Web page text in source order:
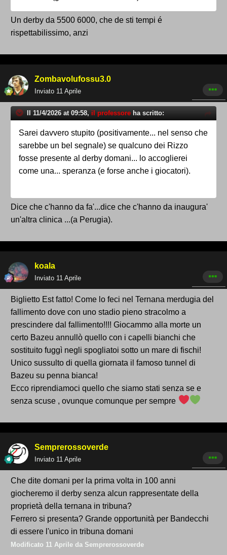
Un derby da 5500 6000, che de sti tempi é
rispettabilissimo, anzi
Zombavolufossu3.0
Inviato 11 Aprile
Il 11/4/2026 at 09:58, il professore ha scritto:
Sarei davvero stupito (positivamente... nel senso che
sarebbe un bel segnale) se qualcuno dei Rizzo
fosse presente al derby domani... lo accoglierei
come una... speranza (e forse anche i giocatori).
Dice che c'hanno da fa'...dice che c'hanno da inaugura'
un'altra clinica ...(a Perugia).
koala
Inviato 11 Aprile
Biglietto Est fatto! Come lo feci nel Ternana merdugia del
fallimento dove con uno stadio pieno stracolmo a
prescindere dal fallimento!!!! Giocammo alla morte un
certo Bazeu annullò quello con i capelli bianchi che
sostituito fuggì negli spogliatoi sotto un mare di fischi!
Unico sussulto di quella giornata il famoso tunnel di
Bazeu su penna bianca!
Ecco riprendiamoci quello che siamo stati senza se e
senza scuse , ovunque comunque per sempre
Semprerossoverde
Inviato 11 Aprile
Che dite domani per la prima volta in 100 anni
giocheremo il derby senza alcun rappresentate della
proprietà della ternana in tribuna?
Ferrero si presenta? Grande opportunità per Bandecchi
di essere l'unico in tribuna domani
Modificato 11 Aprile da Semprerossoverde